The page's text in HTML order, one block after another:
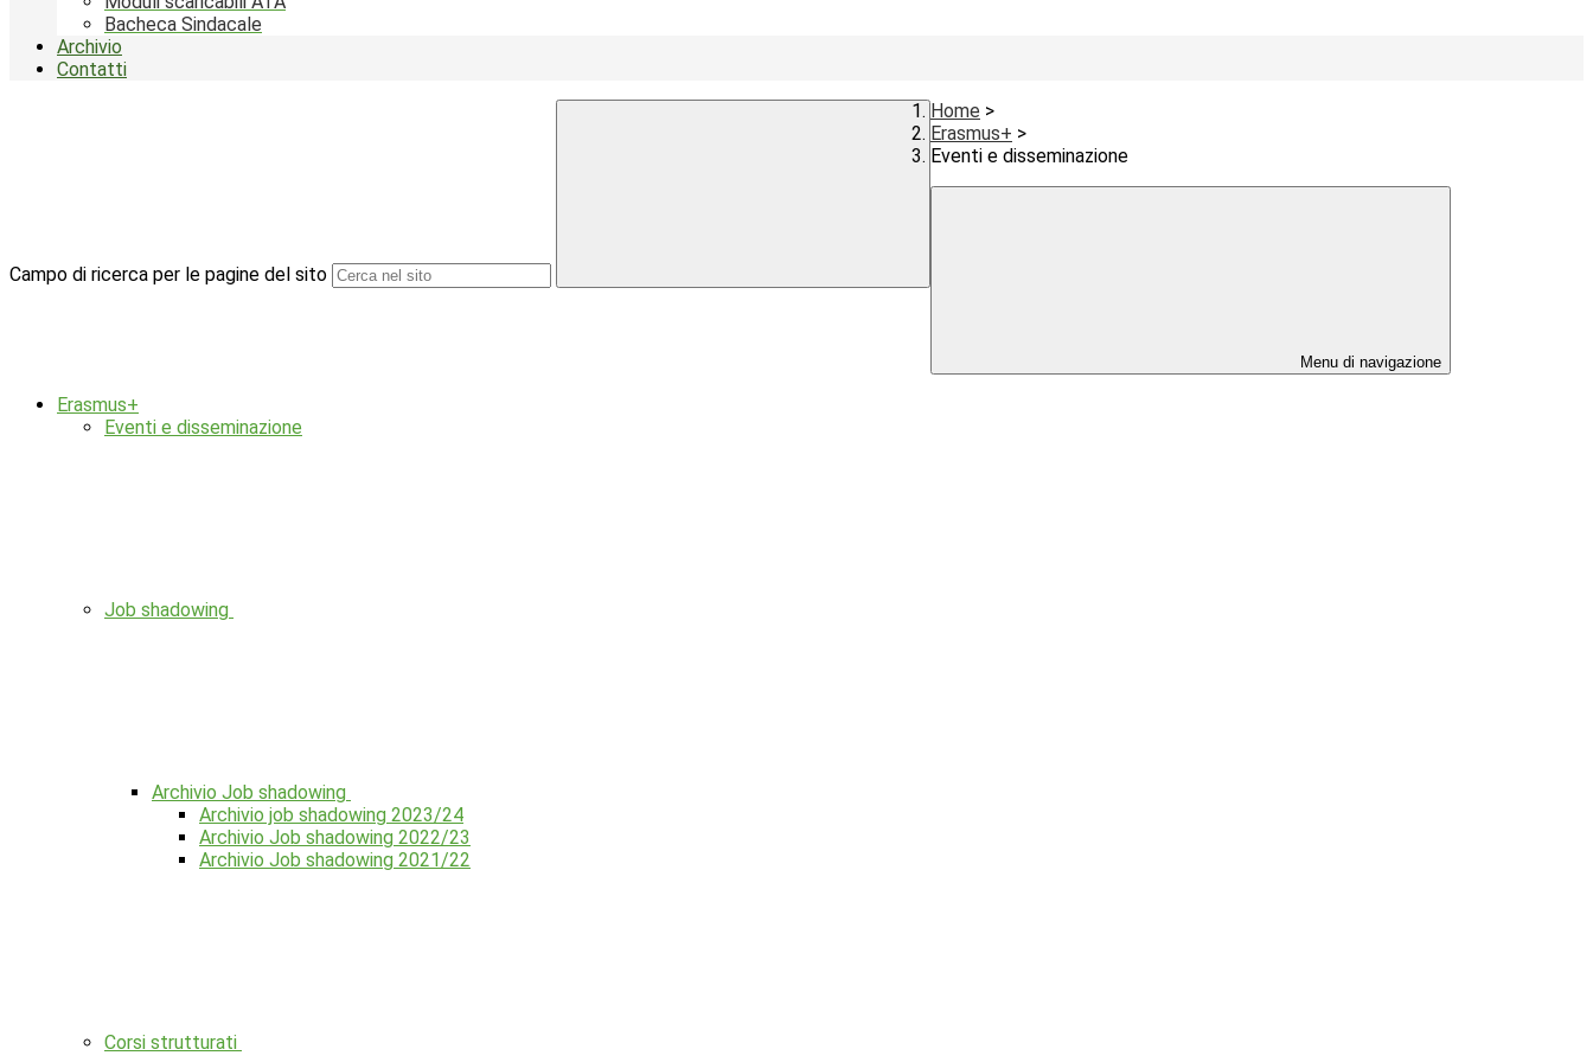
Bacheca Sindacale
Archivio
Contatti
Campo di ricerca per le pagine del sito
Home >
Erasmus+ >
Eventi e disseminazione
Menu di navigazione
Erasmus+
Eventi e disseminazione
Job shadowing
Archivio Job shadowing
Archivio job shadowing 2023/24
Archivio Job shadowing 2022/23
Archivio Job shadowing 2021/22
Corsi strutturati